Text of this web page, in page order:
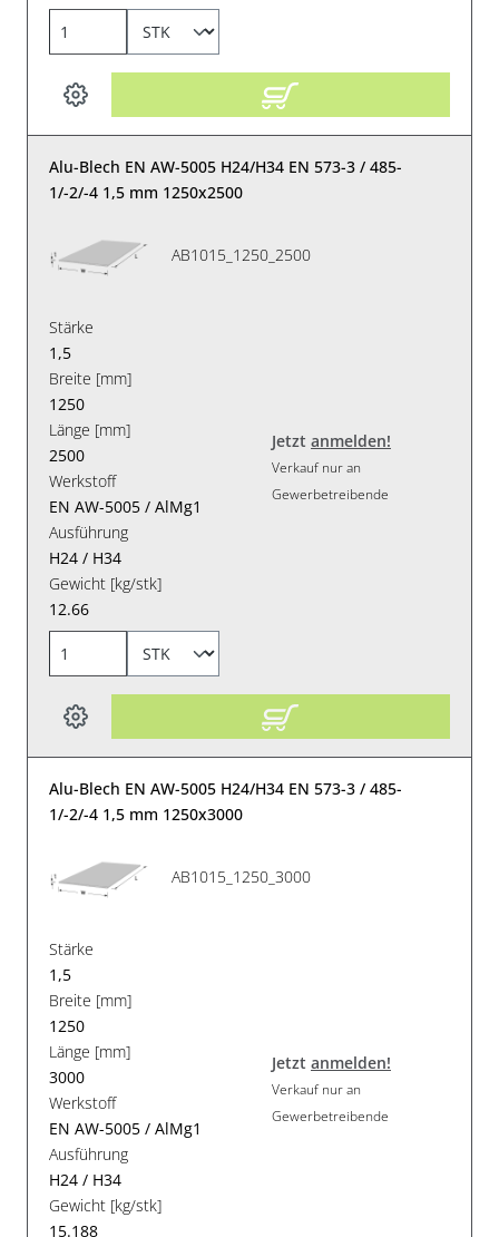
Alu-Blech EN AW-5005 H24/H34 EN 573-3 / 485-
1/-2/-4 1,5 mm 1250x2500
AB1015_1250_2500
Stärke
1,5
Breite [mm]
1250
Länge [mm]
2500
Werkstoff
EN AW-5005 / AlMg1
Ausführung
H24 / H34
Gewicht [kg/stk]
12.66
Jetzt anmelden!
Verkauf nur an
Gewerbetreibende
Alu-Blech EN AW-5005 H24/H34 EN 573-3 / 485-
1/-2/-4 1,5 mm 1250x3000
AB1015_1250_3000
Stärke
1,5
Breite [mm]
1250
Länge [mm]
3000
Werkstoff
EN AW-5005 / AlMg1
Ausführung
H24 / H34
Gewicht [kg/stk]
15.188
Jetzt anmelden!
Verkauf nur an
Gewerbetreibende